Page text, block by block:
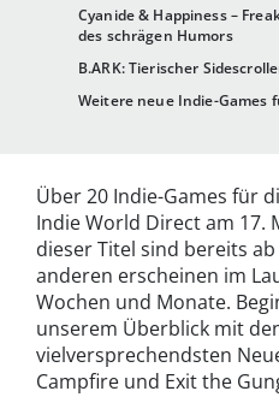
Cyanide & Happiness –
des schrägen Humors
B.ARK: Tierischer
Weitere neue Indie-Games
Über 20 Indie-Games für
Indie World Direct am 17.
dieser Titel sind bereits
anderen erscheinen im
Wochen und Monate.
unserem Überblick mit
vielversprechendsten
Campfire und Exit the